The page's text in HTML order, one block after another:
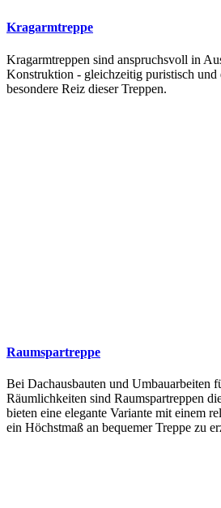
Kragarmtreppe
Kragarmtreppen sind anspruchsvoll in
Konstruktion - gleichzeitig puristisch und
besondere Reiz dieser Treppen.
Raumspartreppe
Bei Dachausbauten und Umbauarbeiten
Räumlichkeiten sind Raumspartreppen
bieten eine elegante Variante mit einem
ein Höchstmaß an bequemer Treppe zu